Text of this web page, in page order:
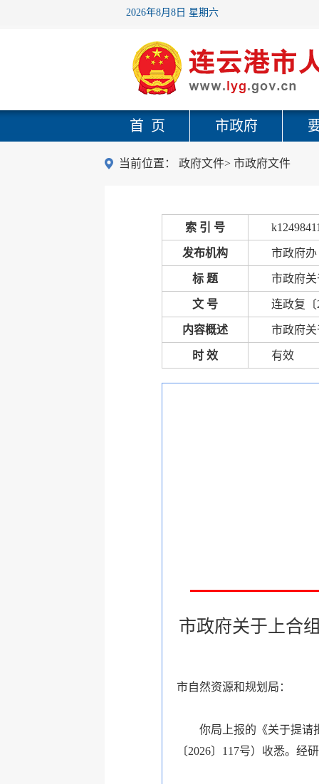
2026年8月8日 星期六
首 页 市政府
当前位置： 政府文件> 市政府文件
索 引 号
发布机构 市政府办
标 题 市政府
文 号 连政复〔
内容概述 市政府
时 效 有效
市政府关于上合
市自然资源和规划局：
你局上报的《关于提请
〔2026〕117号）收悉。经